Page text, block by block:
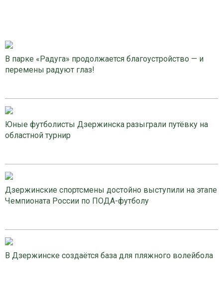
В парке «Радуга» продолжается благоустройство — и
перемены радуют глаз!
Юные футболисты Дзержинска разыграли путёвку на
областной турнир
Дзержинские спортсмены достойно выступили на этапе
Чемпионата России по ПОДА-футболу
В Дзержинске создаётся база для пляжного волейбола